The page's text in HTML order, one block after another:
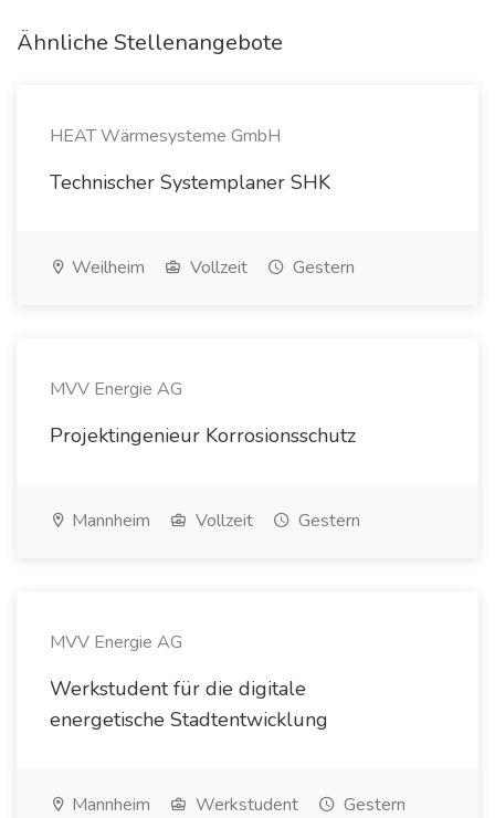
Ähnliche Stellenangebote
HEAT Wärmesysteme GmbH
Technischer Systemplaner SHK
Weilheim Vollzeit Gestern
MVV Energie AG
Projektingenieur Korrosionsschutz
Mannheim Vollzeit Gestern
MVV Energie AG
Werkstudent für die digitale
energetische Stadtentwicklung
Mannheim Werkstudent Gestern